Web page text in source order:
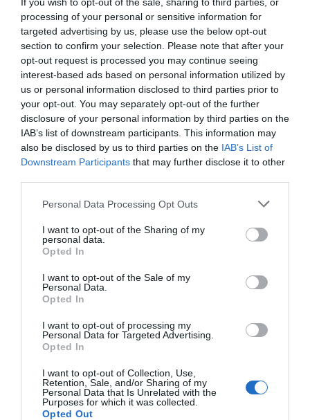
processing of your personal or sensitive information for
targeted advertising by us, please use the below opt-out
section to confirm your selection. Please note that after your
opt-out request is processed you may continue seeing
interest-based ads based on personal information utilized by
us or personal information disclosed to third parties prior to
your opt-out. You may separately opt-out of the further
disclosure of your personal information by third parties on the
IAB’s list of downstream participants. This information may
also be disclosed by us to third parties on the IAB’s List of
Downstream Participants that may further disclose it to other
Please note that this website/app uses one or more Google
not limited to your visit or usage behaviour. You may click to
grant or deny consent to Google and its third-party tags to
use your data for below specified purposes in below Google
consent section.
Personal Data Processing Opt Outs
I want to opt-out of the Sharing of my
personal data.
Opted In
I want to opt-out of the Sale of my
Personal Data.
Opted In
I want to opt-out of processing my
Personal Data for Targeted Advertising.
Opted In
I want to opt-out of Collection, Use,
Retention, Sale, and/or Sharing of my
Personal Data that Is Unrelated with the
Purposes for which it was collected.
Opted Out
NUTRICIÓN E HIDRATACIÓN PARA CICLISTAS EN
VERANO: CÓMO RENDIR AL MÁXIMO BAJO EL SOL
En los meses más calurosos del año, cuidar tu hidratación y
nutrición es clave para disfrutar del ciclismo sin poner...
Leer Más
QUÉ LLEVAR EN TUS SALIDAS EN BICICLETA DE
VARIOS DÍAS: GUÍA IMPRESCINDIBLE PARA
El cicloturismo es mucho más que desplazarse en bicicleta.
Es una experiencia de conexión con el entorno, de libertad...